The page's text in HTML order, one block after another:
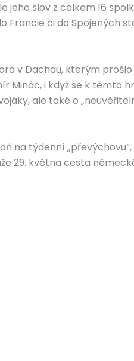
jeho slov z celkem 16
Francie či do Spojených
v Dachau, kterým prošlo
Mináč, i když se k těmto
ale také o
na týdenní
29. května cesta